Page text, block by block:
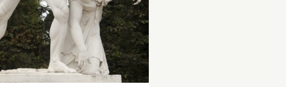
la gauche, baissée, soutient
sa femme, Aria, qui tombe
mourante sur ses genoux,
ayant le bras droit pendant.
Figures d’environ six pieds,
copiez [sic] d’après